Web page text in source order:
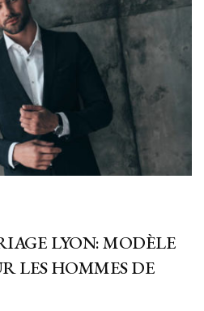
LYON: MODÈLE
LES HOMMES DE